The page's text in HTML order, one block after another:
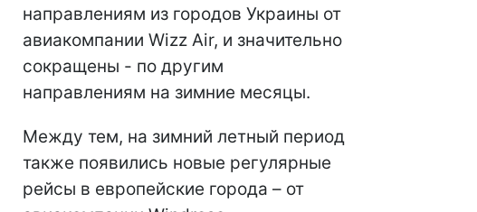
направлениям из городов Украины от
авиакомпании Wizz Air, и значительно
сокращены - по другим
направлениям на зимние месяцы.
Между тем, на зимний летный период
также появились новые регулярные
рейсы в европейские города – от